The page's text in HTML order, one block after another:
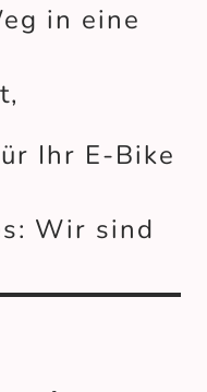
in eine
Ihr E-Bike
Wir sind